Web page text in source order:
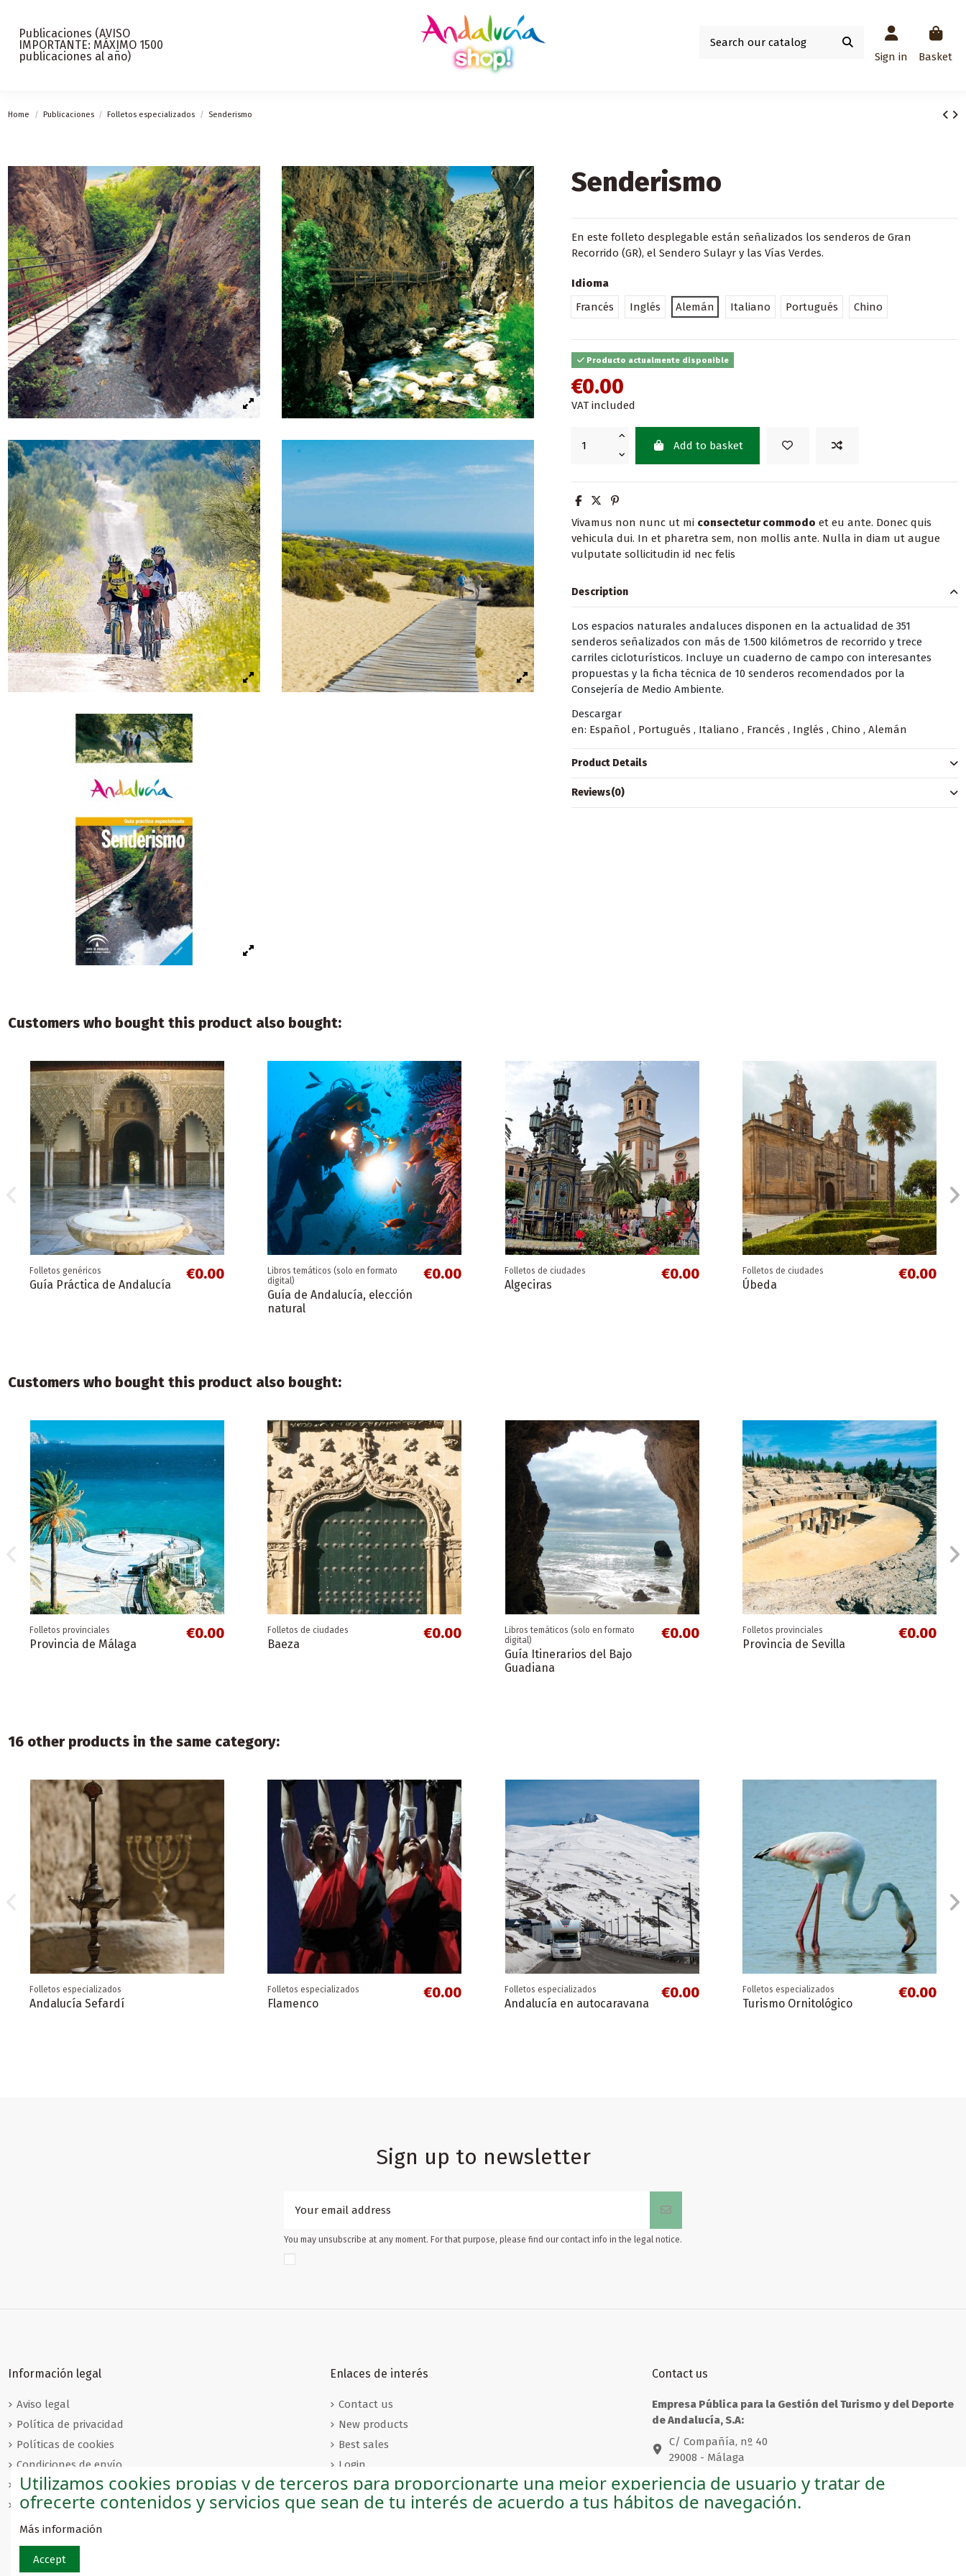
Publicaciones (AVISO
IMPORTANTE: MÁXIMO 1500
publicaciones al año)
Sign in Basket
Home Publicaciones Folletos especializados Senderismo
Senderismo
En este folleto desplegable están señalizados los senderos de Gran
Recorrido (GR), el Sendero Sulayr y las Vías Verdes.
Idioma
Francés
Inglés Alemán Italiano Portugués Chino
Producto actualmente disponible
€0.00
VAT included
Add to basket
Vivamus non nunc ut mi consectetur commodo et eu ante. Donec quis
vehicula dui. In et pharetra sem, non mollis ante. Nulla in diam ut augue
vulputate sollicitudin id nec felis
Description
Los espacios naturales andaluces disponen en la actualidad de 351
senderos señalizados con más de 1.500 kilómetros de recorrido y trece
carriles cicloturísticos. Incluye un cuaderno de campo con interesantes
propuestas y la ficha técnica de 10 senderos recomendados por la
Consejería de Medio Ambiente.
Descargar
en: Español , Portugués , Italiano , Francés , Inglés ,Chino ,Alemán
Product Details
Reviews(0)
Customers who bought this product also bought:
Folletos genéricos
Guía Práctica de Andalucía
€0.00
Libros temáticos (solo en formato
digital)
Guía de Andalucía, elección
natural
€0.00 Folletos de ciudades
Algeciras
€0.00 Folletos de ciudades
Úbeda
€0.00
Folletos especializados
Andalucía en autocaravana
€0.00 Folletos de ciudades
Málaga
€0.00 Merchandising
Cinta de móvil modelo
Andalucía
€1.00 Folletos de ciudades €0.00
Customers who bought this product also bought:
Folletos provinciales
Provincia de Málaga
€0.00 Folletos de ciudades
Baeza
€0.00
Libros temáticos (solo en formato
digital)
Guía Itinerarios del Bajo
Guadiana
€0.00 Folletos provinciales
Provincia de Sevilla
€0.00
Folletos de ciudades
Almería
€0.00 Folletos especializados
Turismo Enológico
€0.00 Folletos de zonas
Campo de Gibraltar
€0.00 Folletos de ciudades
Úbeda
€0.00
Merchandising
Bolígrafo negro
€1.50 Folletos de ciudades
Huelva
€0.00
16 other products in the same category:
Folletos especializados
Andalucía Sefardí
Folletos especializados
Flamenco
€0.00 Folletos especializados
Andalucía en autocaravana
€0.00 Folletos especializados
Turismo Ornitológico
€0.00
Folletos especializados
Folletos especializados
Folletos especializados
Sign up to newsletter
You may unsubscribe at any moment. For that purpose, please find our contact info in the legal notice.
Información legal
Aviso legal
Política de privacidad
Políticas de cookies
Condiciones de envío
Condiciones de venta
Condiciones de devolución
Enlaces de interés
Contact us
New products
Best sales
Login
Sobre nosotros
Contact us
Empresa Pública para la Gestión del Turismo y del Deporte
de Andalucía, S.A:
C/ Compañía, nº 40
29008 - Málaga
andaluciashop@andalucia.org
Empresa Pública para la Gestión del Turismo y del Deporte
Utilizamos cookies propias y de terceros para proporcionarte una mejor experiencia de usuario y tratar de
ofrecerte contenidos y servicios que sean de tu interés de acuerdo a tus hábitos de navegación.
Más información
Accept